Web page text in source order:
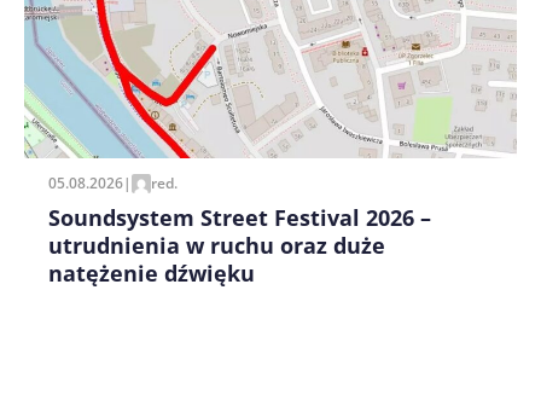
Zapamiętaj moje dane w tej przeglądarce podczas
pisania kolejnych komentarzy.
05.08.2026| red.
Soundsystem Street Festival 2026 –
utrudnienia w ruchu oraz duże
natężenie dźwięku